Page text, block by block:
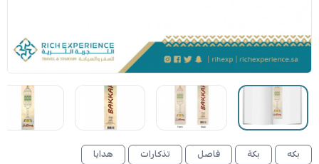
بكه بكة فاصل تذكارات
هدايا